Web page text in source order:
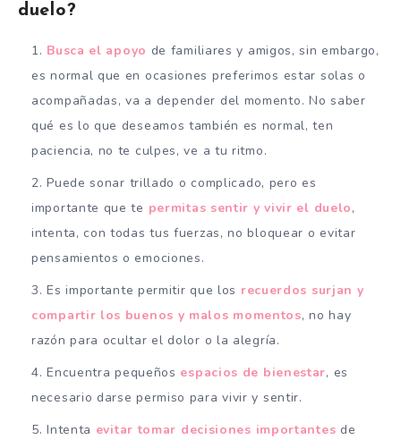
duelo?
Busca el apoyo de familiares y amigos, sin embargo,
es normal que en ocasiones preferimos estar solas o
acompañadas, va a depender del momento. No saber
qué es lo que deseamos también es normal, ten
paciencia, no te culpes, ve a tu ritmo.
Puede sonar trillado o complicado, pero es
importante que te permitas sentir y vivir el duelo,
intenta, con todas tus fuerzas, no bloquear o evitar
pensamientos o emociones.
Es importante permitir que los recuerdos surjan y
compartir los buenos y malos momentos, no hay
razón para ocultar el dolor o la alegría.
Encuentra pequeños espacios de bienestar, es
necesario darse permiso para vivir y sentir.
Intenta evitar tomar decisiones importantes de